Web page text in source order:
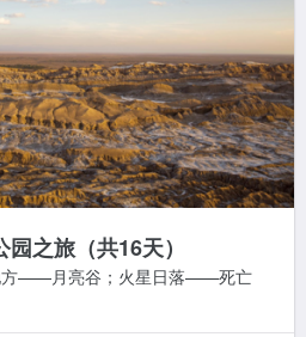
之旅（共16天）
方——月亮谷；火星日落——死亡